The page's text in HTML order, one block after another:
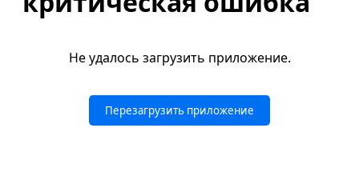
Не удалось загрузить приложение.
Перезагрузить приложение